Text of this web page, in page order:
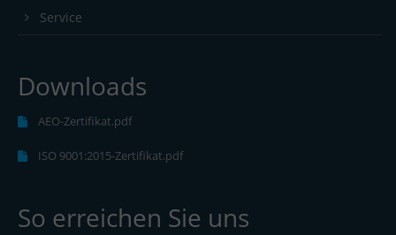
Service
Downloads
AEO-Zertifikat.pdf
ISO 9001:2015-Zertifikat.pdf
So erreichen Sie uns